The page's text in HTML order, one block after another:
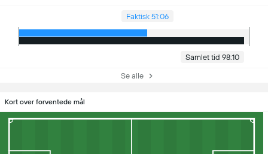
Faktisk 51:06
Samlet tid 98:10
Se alle
Kort over forventede mål